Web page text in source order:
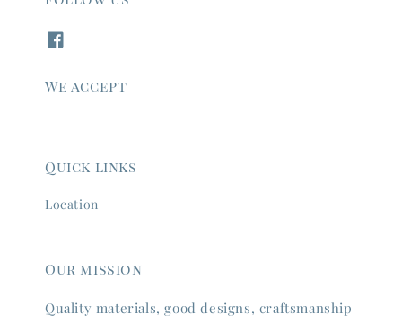
We accept
Quick links
Location
Our mission
Quality materials, good designs, craftsmanship